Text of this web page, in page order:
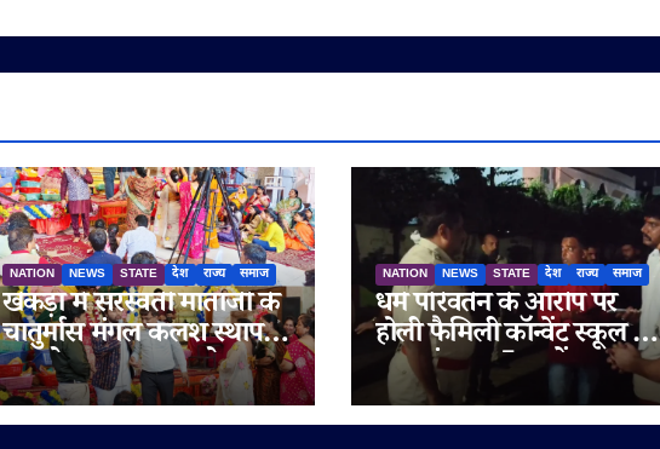
NATION NEWS STATE देश राज्य समाज
खेकड़ा में सरस्वती माताजी के
चातुर्मास मंगल कलश स्थापना
समारोह का भव्य आयोजन
NATION NEWS STATE देश राज्य समाज
धर्म परिवर्तन के आरोप पर
होली फैमिली कॉन्वेंट स्कूल के
बाहर हंगामा, 5 थानों का
पुलिस बल तैनात